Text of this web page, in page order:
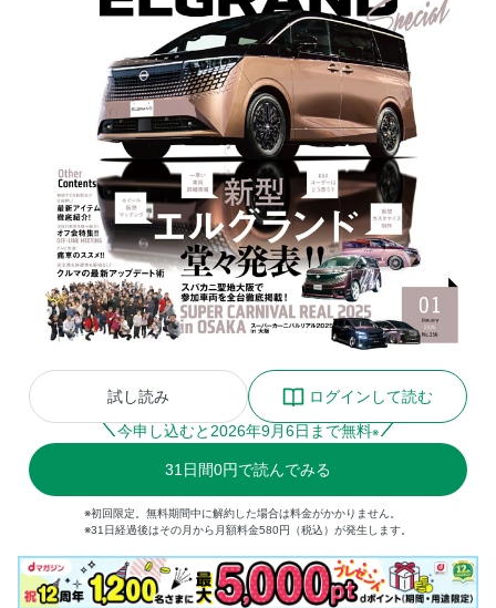
試し読み
ログインして読む
今申し込むと 2026年9月6日まで無料※
31 日間0円で読んでみる
※初回限定。無料期間中に解約した場合は料金がかかりません。
※31日経過後はその月から月額料金580円（税込）が発生します。